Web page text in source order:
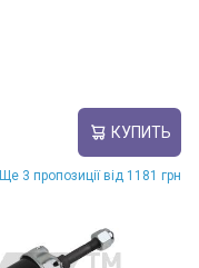
КУПИТЬ
Ще 3 пропозиції від 1181 грн